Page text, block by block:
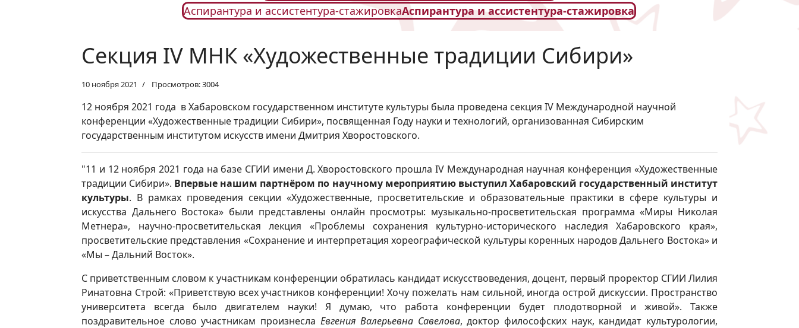
Аспирантура и ассистентура-стажировкаАспирантура и ассистентура-стажировка
Секция IV МНК «Художественные традиции Сибири»
10 ноября 2021 Просмотров: 3004
12 ноября 2021 года в Хабаровском государственном институте культуры была проведена секция IV Международной научной
конференции «Художественные традиции Сибири», посвященная Году науки и технологий, организованная Сибирским
государственным институтом искусств имени Дмитрия Хворостовского.
"11 и 12 ноября 2021 года на базе СГИИ имени Д. Хворостовского прошла IV Международная научная конференция «Художественные
традиции Сибири». Впервые нашим партнёром по научному мероприятию выступил Хабаровский государственный институт
культуры. В рамках проведения секции «Художественные, просветительские и образовательные практики в сфере культуры и
искусства Дальнего Востока» были представлены онлайн просмотры: музыкально-просветительская программа «Миры Николая
Метнера», научно-просветительская лекция «Проблемы сохранения культурно-исторического наследия Хабаровского края»,
просветительские представления «Сохранение и интерпретация хореографической культуры коренных народов Дальнего Востока» и
«Мы – Дальний Восток».
С приветственным словом к участникам конференции обратилась кандидат искусствоведения, доцент, первый проректор СГИИ Лилия
Ринатовна Строй: «Приветствую всех участников конференции! Хочу пожелать нам сильной, иногда острой дискуссии. Пространство
университета всегда было двигателем науки! Я думаю, что работа конференции будет плодотворной и живой». Также
поздравительное слово участникам произнесла Евгения Валерьевна Савелова, доктор философских наук, кандидат культурологии,